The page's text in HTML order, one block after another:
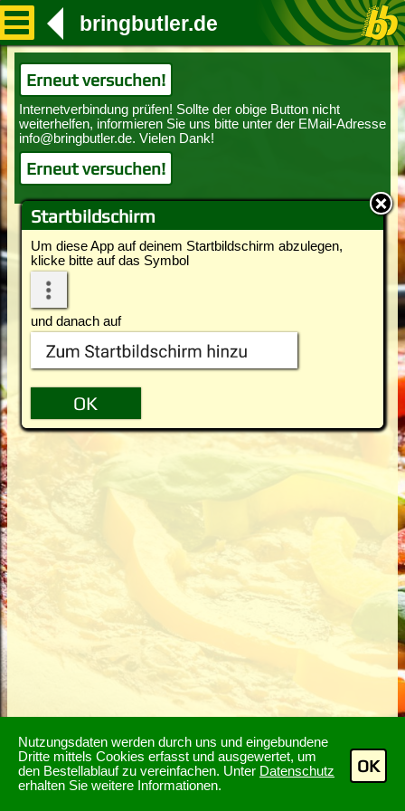
Nutzungsdaten werden durch uns und eingebundene
Dritte mittels Cookies erfasst und ausgewertet, um
den Bestellablauf zu vereinfachen. Unter Datenschutz
erhalten Sie weitere Informationen.
OK
Startbildschirm
Um diese App auf deinem Startbildschirm abzulegen,
klicke bitte auf das Symbol
und danach auf
bringbutler.de
Erneut versuchen!
Erneut versuchen!